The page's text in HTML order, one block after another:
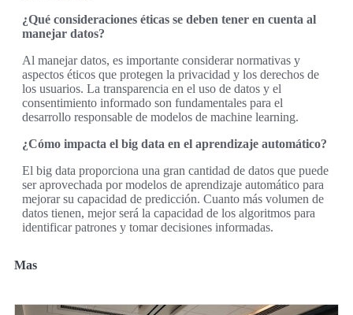
¿Qué consideraciones éticas se deben tener en cuenta al
manejar datos?
Al manejar datos, es importante considerar normativas y
aspectos éticos que protegen la privacidad y los derechos de
los usuarios. La transparencia en el uso de datos y el
consentimiento informado son fundamentales para el
desarrollo responsable de modelos de machine learning.
¿Cómo impacta el big data en el aprendizaje automático?
El big data proporciona una gran cantidad de datos que puede
ser aprovechada por modelos de aprendizaje automático para
mejorar su capacidad de predicción. Cuanto más volumen de
datos tienen, mejor será la capacidad de los algoritmos para
identificar patrones y tomar decisiones informadas.
Mas